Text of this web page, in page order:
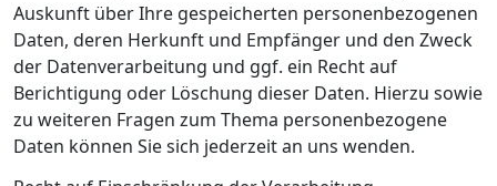
Auskunft über Ihre gespeicherten personenbezogenen
Daten, deren Herkunft und Empfänger und den Zweck
der Datenverarbeitung und ggf. ein Recht auf
Berichtigung oder Löschung dieser Daten. Hierzu sowie
zu weiteren Fragen zum Thema personenbezogene
Daten können Sie sich jederzeit an uns wenden.